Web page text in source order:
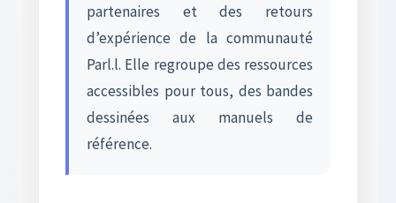
partenaires et des retours
d’expérience de la communauté
Parl.l. Elle regroupe des ressources
accessibles pour tous, des bandes
dessinées aux manuels de
référence.